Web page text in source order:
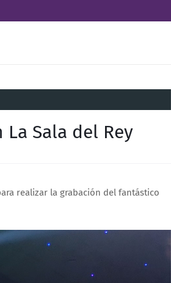
Sala del Rey
realizar la grabación del fantástico